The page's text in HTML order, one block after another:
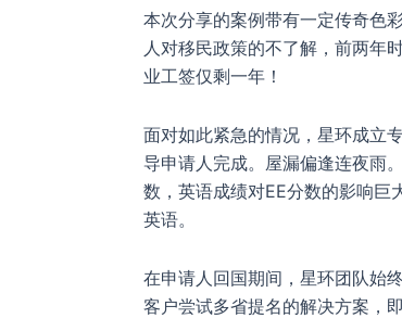
本次分享的案例带有一定传奇色
人对移民政策的不了解，前两年
业工签仅剩一年！
面对如此紧急的情况，星环成立
导申请人完成。屋漏偏逢连夜雨
数，英语成绩对EE分数的影响巨
英语。
在申请人回国期间，星环团队始
客户尝试多省提名的解决方案，